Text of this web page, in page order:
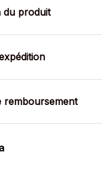
du produit
remboursement